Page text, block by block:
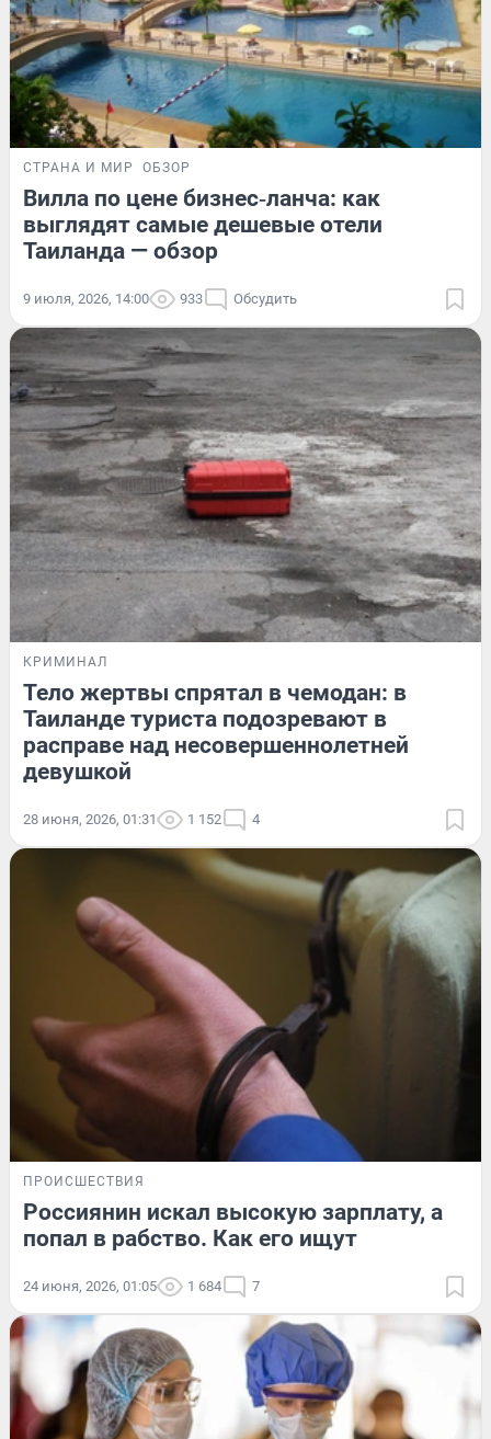
СТРАНА И МИР ОБЗОР
Вилла по цене бизнес‑ланча: как
выглядят самые дешевые отели
Таиланда — обзор
9 июля, 2026, 14:00 933 Обсудить
КРИМИНАЛ
Тело жертвы спрятал в чемодан: в
Таиланде туриста подозревают в
расправе над несовершеннолетней
девушкой
28 июня, 2026, 01:31 1 152 4
ПРОИСШЕСТВИЯ
Россиянин искал высокую зарплату, а
попал в рабство. Как его ищут
24 июня, 2026, 01:05 1 684 7